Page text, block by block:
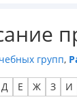
групп,
Д Е Ж З И